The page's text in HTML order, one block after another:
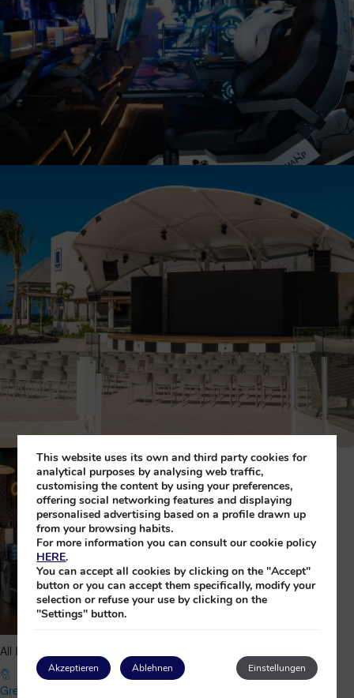
All Inclusive-Resort für Familien auf Princess Grand Jamaica
Green Island Jamaica,
This website uses its own and third party cookies for
analytical purposes by analysing web traffic,
customising the content by using your preferences,
offering social networking features and displaying
personalised advertising based on a profile drawn up
from your browsing habits.
For more information you can consult our cookie policy
HERE.
You can accept all cookies by clicking on the "Accept"
button or you can accept them specifically, modify your
selection or refuse your use by clicking on the
"Settings" button.
Akzeptieren Einstellungen
Ablehnen